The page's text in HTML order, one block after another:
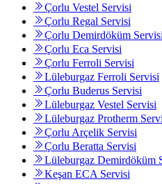
Çorlu Vestel Servisi
Çorlu Regal Servisi
Çorlu Demirdöküm Servisi
Çorlu Eca Servisi
Çorlu Ferroli Servisi
Lüleburgaz Ferroli Servisi
Çorlu Buderus Servisi
Lüleburgaz Vestel Servisi
Lüleburgaz Protherm
Çorlu Arçelik Servisi
Çorlu Beratta Servisi
Lüleburgaz Demirdöküm
Keşan ECA Servisi